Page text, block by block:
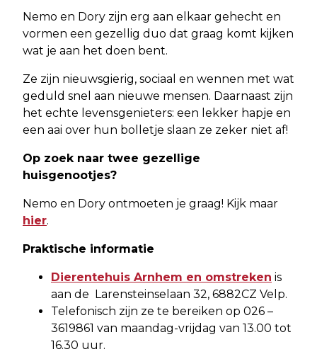
Nemo en Dory zijn erg aan elkaar gehecht en
vormen een gezellig duo dat graag komt kijken
wat je aan het doen bent.
Ze zijn nieuwsgierig, sociaal en wennen met wat
geduld snel aan nieuwe mensen. Daarnaast zijn
het echte levensgenieters: een lekker hapje en
een aai over hun bolletje slaan ze zeker niet af!
Op zoek naar twee gezellige
huisgenootjes?
Nemo en Dory ontmoeten je graag! Kijk maar
hier.
Praktische informatie
Dierentehuis Arnhem en omstreken is
aan de Larensteinselaan 32, 6882CZ Velp.
Telefonisch zijn ze te bereiken op 026 –
3619861 van maandag-vrijdag van 13.00 tot
16.30 uur.